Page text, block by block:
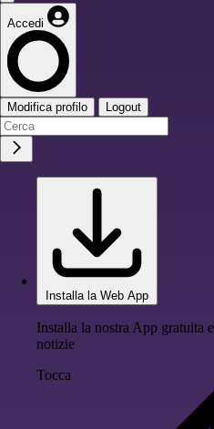
Accedi
Modifica profilo Logout
Installa la Web App
Installa la nostra App gratuita
notizie
Tocca